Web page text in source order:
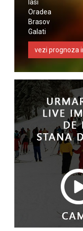
Iasi
Oradea
Brasov
Galati
vezi prognoza